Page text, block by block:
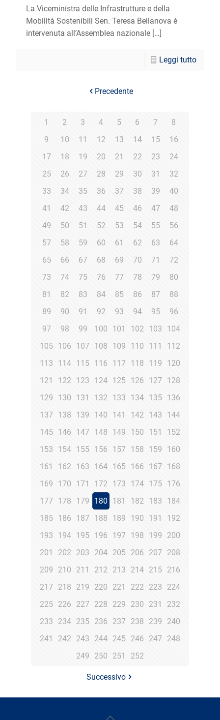
La Viceministra delle Infrastrutture e della
Mobilità Sostenibili Sen. Teresa Bellanova è
intervenuta all’Assemblea nazionale […]
Leggi tutto
Precedente
1 2 3 4 5 6 7
8
9
10 11 12 13 14 15
16
17
18 19 20 21 22 23
24
25
26 27 28 29 30 31
32
33
34 35 36 37 38 39
40
41
42 43 44 45 46 47
48
49
50 51 52 53 54 55
56
57
58 59 60 61 62 63
64
65
66 67 68 69 70 71
72
73
74 75 76 77 78 79
80
81
82 83 84 85 86 87
88
89
90 91 92 93 94 95
96
97
98 99 100 101 102 103
104
105
106 107 108 109 110 111
112
113
114 115 116 117 118 119
120
121
122 123 124 125 126 127
128
129
130 131 132 133 134 135
136
137
138 139 140 141 142 143
144
145
146 147 148 149 150 151
152
153
154 155 156 157 158 159
160
161
162 163 164 165 166 167
168
169
170 171 172 173 174 175
176
177
178 179 180 181 182 183
184
185
186 187 188 189 190 191
192
193
194 195 196 197 198 199
200
201
202 203 204 205 206 207
208
209
210 211 212 213 214 215
216
217
218 219 220 221 222 223
224
225
226 227 228 229 230 231
232
233
234 235 236 237 238 239
240
241
242 243 244 245 246 247
248
249
250 251 252
Successivo